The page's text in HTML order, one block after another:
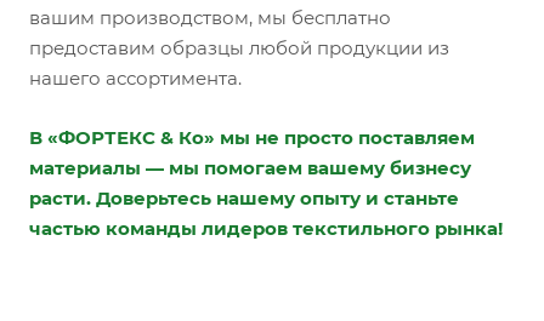
вашим производством, мы бесплатно
предоставим образцы любой продукции из
нашего ассортимента.
В «ФОРТЕКС & Ко» мы не просто поставляем
материалы — мы помогаем вашему бизнесу
расти. Доверьтесь нашему опыту и станьте
частью команды лидеров текстильного рынка!